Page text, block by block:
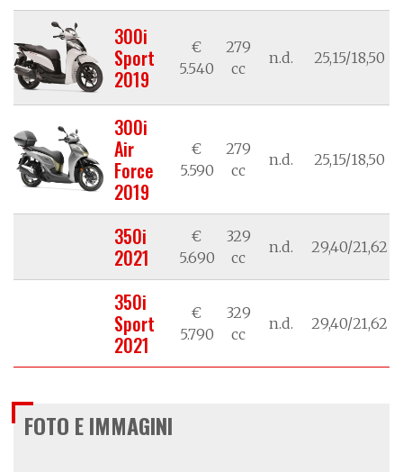
300i
Sport
2019
€
5.540
279
cc
n.d. 25,15/18,50
300i
Air
Force
2019
€
5.590
279
cc
n.d. 25,15/18,50
350i
2021
€
5.690
329
cc
n.d. 29,40/21,62
350i
Sport
2021
€
5.790
329
cc
n.d. 29,40/21,62
FOTO E IMMAGINI